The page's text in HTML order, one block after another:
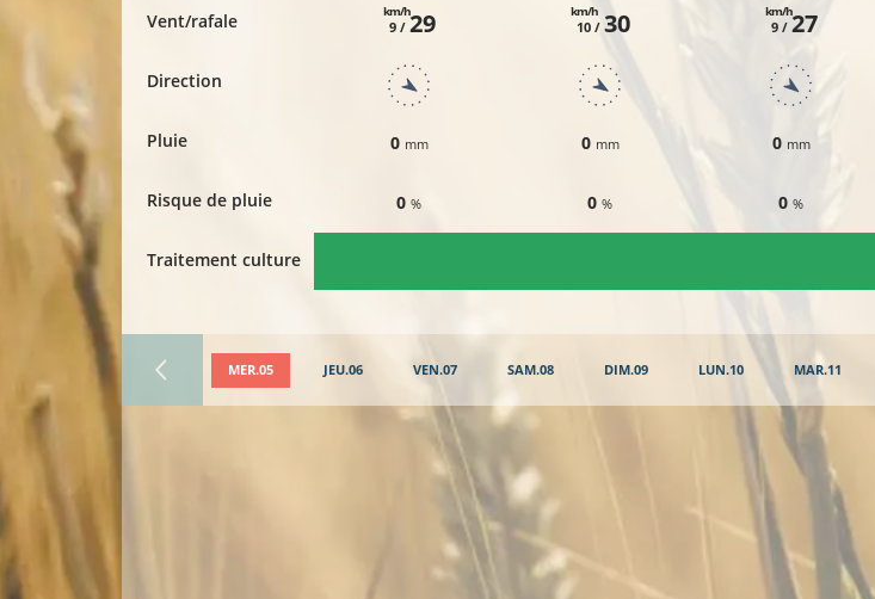
Vent/rafale
Direction
Pluie
Risque de pluie
Traitement culture
9 /
km/h29
0 mm
0%
10 /
km/h 30
0 mm
0%
9 /
km/h27
0 mm
0%
MER.05 JEU.06 VEN.07 SAM.08 DIM.09 LUN.10 MAR.11